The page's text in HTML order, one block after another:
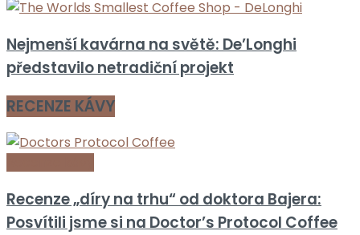
Nejmenší kavárna na světě: De’Longhi
představilo netradiční projekt
RECENZE KÁVY
Recenze „díry na trhu“ od doktora Bajera:
Posvítili jsme si na Doctor’s Protocol Coffee